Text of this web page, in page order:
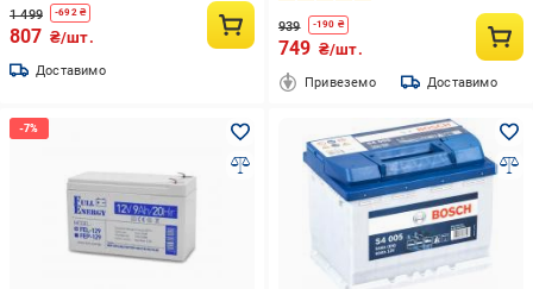
1 499 -692₴
807 ₴/шт.
Доставимо
939 -190 ₴
749 ₴/шт.
Привеземо Доставимо